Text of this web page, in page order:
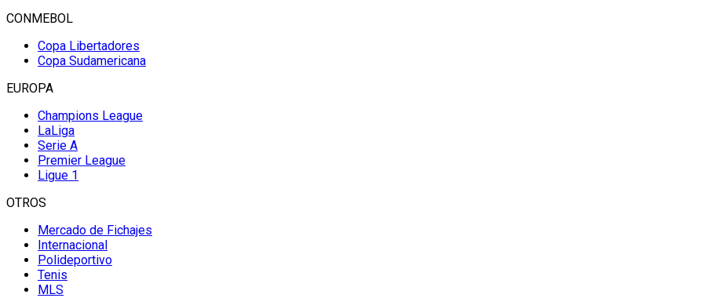
CONMEBOL
Copa Libertadores
Copa Sudamericana
EUROPA
Champions League
LaLiga
Serie A
Premier League
Ligue 1
OTROS
Mercado de Fichajes
Internacional
Polideportivo
Tenis
MLS